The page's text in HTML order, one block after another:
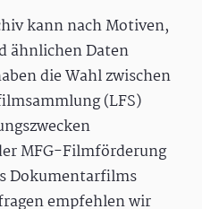
kann nach Motiven,
ähnlichen Daten
die Wahl zwischen
(LFS)
MFG-Filmförderung
Dokumentarfilms
empfehlen wir